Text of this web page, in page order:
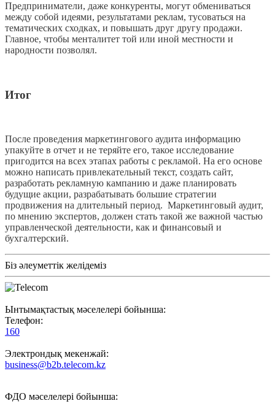
Предприниматели, даже конкуренты, могут обмениваться
между собой идеями, результатами реклам, тусоваться на
тематических сходках, и повышать друг другу продажи.
Главное, чтобы менталитет той или иной местности и
народности позволял.
Итог
После проведения маркетингового аудита информацию
упакуйте в отчет и не теряйте его, такое исследование
пригодится на всех этапах работы с рекламой. На его основе
можно написать привлекательный текст, создать сайт,
разработать рекламную кампанию и даже планировать
будущие акции, разрабатывать большие стратегии
продвижения на длительный период. Маркетинговый аудит,
по мнению экспертов, должен стать такой же важной частью
управленческой деятельности, как и финансовый и
бухгалтерский.
Біз әлеуметтік желідеміз
Ынтымақтастық мәселелері бойынша:
Телефон:
160
Электрондық мекенжай:
business@b2b.telecom.kz
ФДО мәселелері бойынша: